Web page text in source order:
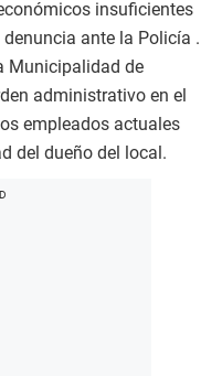
insuficientes
ante la Policía .
Municipalidad de
administrativo en el
empleados actuales
del dueño del local.